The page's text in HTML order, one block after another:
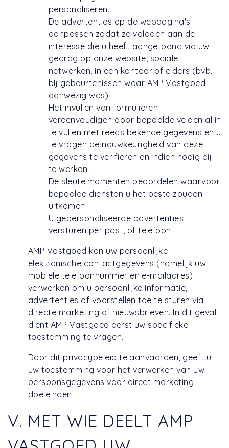
personaliseren.
De advertenties op de webpagina's
aanpassen zodat ze voldoen aan de
interesse die u heeft aangetoond via uw
gedrag op onze website, sociale
netwerken, in een kantoor of elders (bvb.
bij gebeurtenissen waar AMP Vastgoed
aanwezig was).
Het invullen van formulieren
vereenvoudigen door bepaalde velden al in
te vullen met reeds bekende gegevens en u
te vragen de nauwkeurigheid van deze
gegevens te verifiëren en indien nodig bij
te werken.
De sleutelmomenten beoordelen waarvoor
bepaalde diensten u het beste zouden
uitkomen.
U gepersonaliseerde advertenties
versturen per post, of telefoon.
AMP Vastgoed kan uw persoonlijke
elektronische contactgegevens (namelijk uw
mobiele telefoonnummer en e-mailadres)
verwerken om u persoonlijke informatie,
advertenties of voorstellen toe te sturen via
directe marketing of nieuwsbrieven. In dit geval
dient AMP Vastgoed eerst uw specifieke
toestemming te vragen.
Door dit privacybeleid te aanvaarden, geeft u
uw toestemming voor het verwerken van uw
persoonsgegevens voor direct marketing
doeleinden.
V. MET WIE DEELT AMP